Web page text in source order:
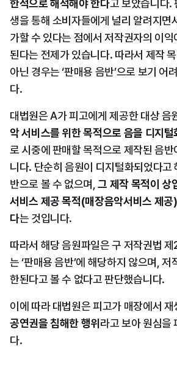
한적으로 해석해야 한다고 보았습니다.
생을 통해 소비자들에게 널리 알려지면
가할 수 있다는 점에서 저작권자의 이
된다는 전제가 있습니다. 따라서 제작
아닌 경우는 ‘판매용 음반’으로 보기 어
다.
대법원은 A가 피고에게 제공한 대상 음
악 서비스를 위한 목적으로 음을 디지
로 시중에 판매할 목적으로 제작된 음
니다. 단순히 음원이 디지털화되었다고
반으로 볼 수 없으며, 그 제작 목적이 상
서비스 제공 목적(매장음악서비스 제
다는 것입니다.
따라서 해당 음원파일은 구 저작권법
는 ‘판매용 음반’에 해당하지 않으며, 저
한된다고 볼 수 없다고 판단했습니다.
이에 따라 대법원은 피고가 매장에서 재
공연권을 침해한 행위 라고 보아 원심을
다.